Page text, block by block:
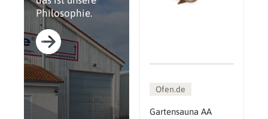
Philosophie.
Ofen.de
Gartensauna AA